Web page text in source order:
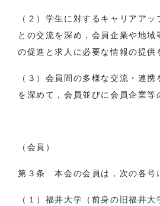
（２）学生に対するキャリアア
との交流を深め，会員企業や地域
の促進と求人に必要な情報の提供
（３）会員間の多様な交流・連
を深めて，会員並びに会員企業等
（会員）
第３条 本会の会員は，次の各号
（１）福井大学（前身の旧福井